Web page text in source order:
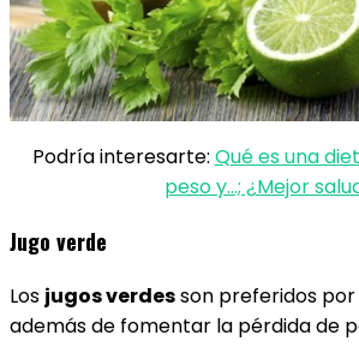
Podría interesarte: Qué es una
peso y…; ¿Mejor
Jugo verde
Los jugos verdesson preferidos
además de fomentar la pérdida de